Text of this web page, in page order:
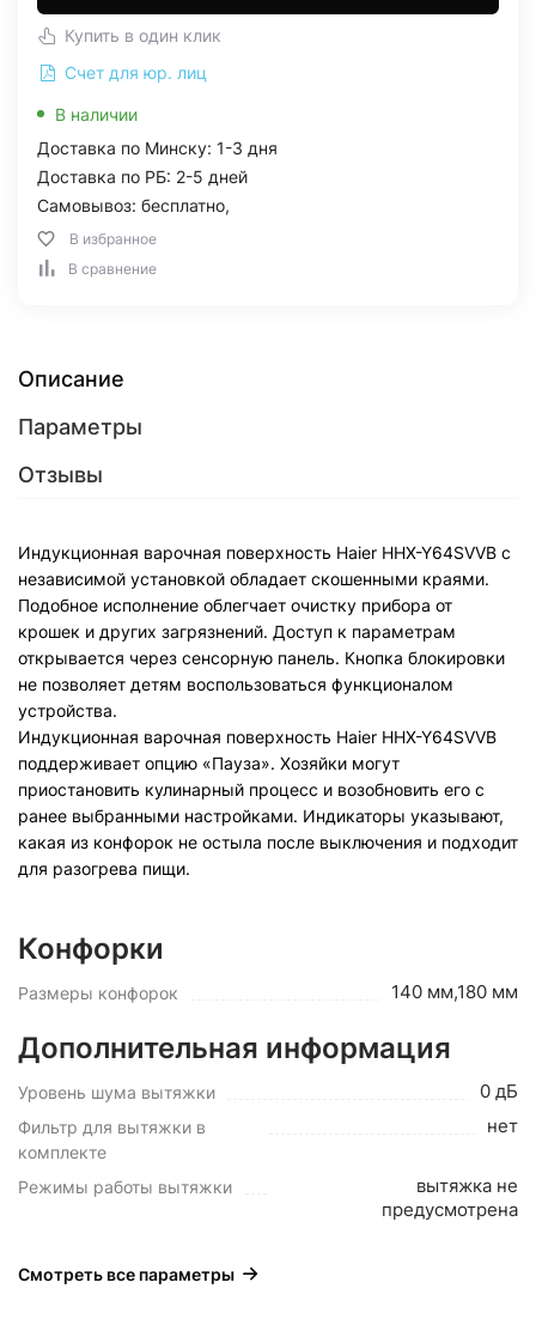
Купить в один клик
Счет для юр. лиц
В наличии
Доставка по Минску: 1-3 дня
Доставка по РБ: 2-5 дней
Самовывоз: бесплатно,
В избранное
В сравнение
Описание
Параметры
Отзывы
Индукционная варочная поверхность Haier HHX-Y64SVVB с
независимой установкой обладает скошенными краями.
Подобное исполнение облегчает очистку прибора от
крошек и других загрязнений. Доступ к параметрам
открывается через сенсорную панель. Кнопка блокировки
не позволяет детям воспользоваться функционалом
устройства.
Индукционная варочная поверхность Haier HHX-Y64SVVB
поддерживает опцию «Пауза». Хозяйки могут
приостановить кулинарный процесс и возобновить его с
ранее выбранными настройками. Индикаторы указывают,
какая из конфорок не остыла после выключения и подходит
для разогрева пищи.
Конфорки
Размеры конфорок 140 мм,180 мм
Дополнительная информация
Уровень шума вытяжки 0 дБ
Фильтр для вытяжки в
комплекте
нет
Режимы работы вытяжки
вытяжка не
предусмотрена
Смотреть все параметры